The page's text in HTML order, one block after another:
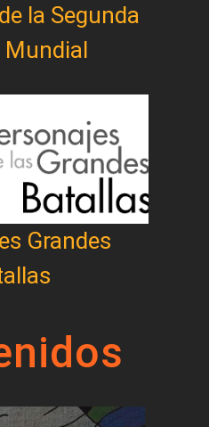
la Segunda
Mundial
Grandes